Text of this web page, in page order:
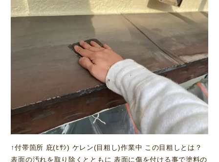
↑付帯箇所 庇(ﾋｻｼ) ケレン(目粗し)作業中 この目粗しとは？
表面の汚れを取り除くとともに 表面に傷を付ける事で塗料の